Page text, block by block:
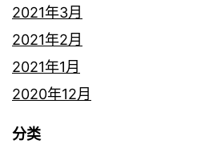
2021年3月
2021年2月
2021年1月
2020年12月
分类